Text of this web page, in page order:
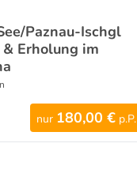
Paznau-Ischgl
Erholung im
nur 180,00 € p.P.